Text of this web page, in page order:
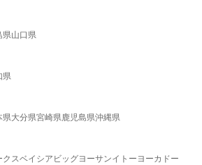
県山口県
県
県大分県宮崎県鹿児島県沖縄県
クスベイシア ビッグヨーサンイトーヨーカドー